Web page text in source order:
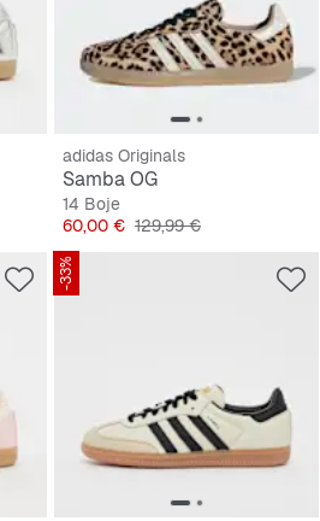
adidas Originals
Samba OG
14 Boje
Cijena
60,00 € Originalna cijena
129,99 €
-33%